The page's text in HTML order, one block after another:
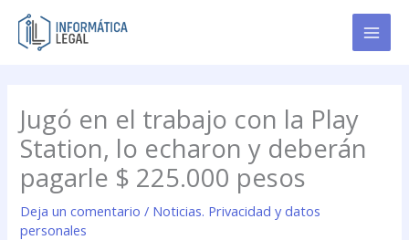
contenido
Jugó en el trabajo con la Play
Station, lo echaron y deberán
pagarle $ 225.000 pesos
Deja un comentario / Noticias. Privacidad y datos
personales